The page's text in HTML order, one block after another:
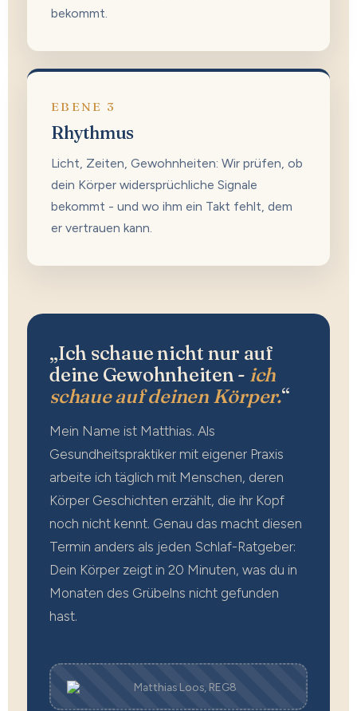
bekommt.
EBENE 3
Rhythmus
Licht, Zeiten, Gewohnheiten: Wir prüfen, ob
dein Körper widersprüchliche Signale
bekommt - und wo ihm ein Takt fehlt, dem
er vertrauen kann.
„Ich schaue nicht nur auf
deine Gewohnheiten - ich
schaue auf deinen Körper.“
Mein Name ist Matthias. Als
Gesundheitspraktiker mit eigener Praxis
arbeite ich täglich mit Menschen, deren
Körper Geschichten erzählt, die ihr Kopf
noch nicht kennt. Genau das macht diesen
Termin anders als jeden Schlaf-Ratgeber:
Dein Körper zeigt in 20 Minuten, was du in
Monaten des Grübelns nicht gefunden
hast.